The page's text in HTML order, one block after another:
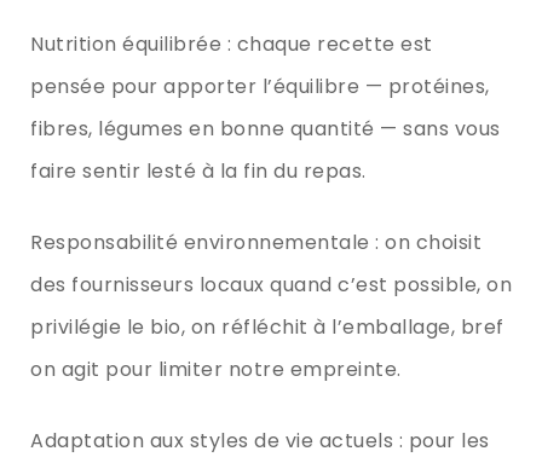
Nutrition équilibrée : chaque recette est
pensée pour apporter l’équilibre — protéines,
fibres, légumes en bonne quantité — sans vous
faire sentir lesté à la fin du repas.
Responsabilité environnementale : on choisit
des fournisseurs locaux quand c’est possible, on
privilégie le bio, on réfléchit à l’emballage, bref
on agit pour limiter notre empreinte.
Adaptation aux styles de vie actuels : pour les